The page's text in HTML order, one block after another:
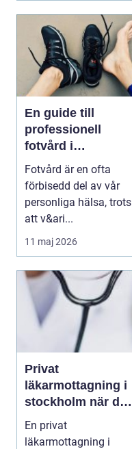
En guide till
professionell
fotvård i
Helsingborg
Fotvård är en ofta
förbisedd del av vår
personliga hälsa, trots
att v&ari...
11 maj 2026
Privat
läkarmottagning i
stockholm när du
vill ha tid, trygghet
och specialistvård
En privat
läkarmottagning i